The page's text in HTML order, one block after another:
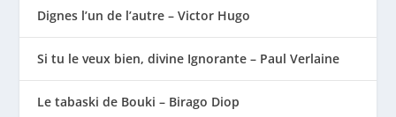
Dignes l’un de l’autre – Victor Hugo
Si tu le veux bien, divine Ignorante – Paul Verlaine
Le tabaski de Bouki – Birago Diop